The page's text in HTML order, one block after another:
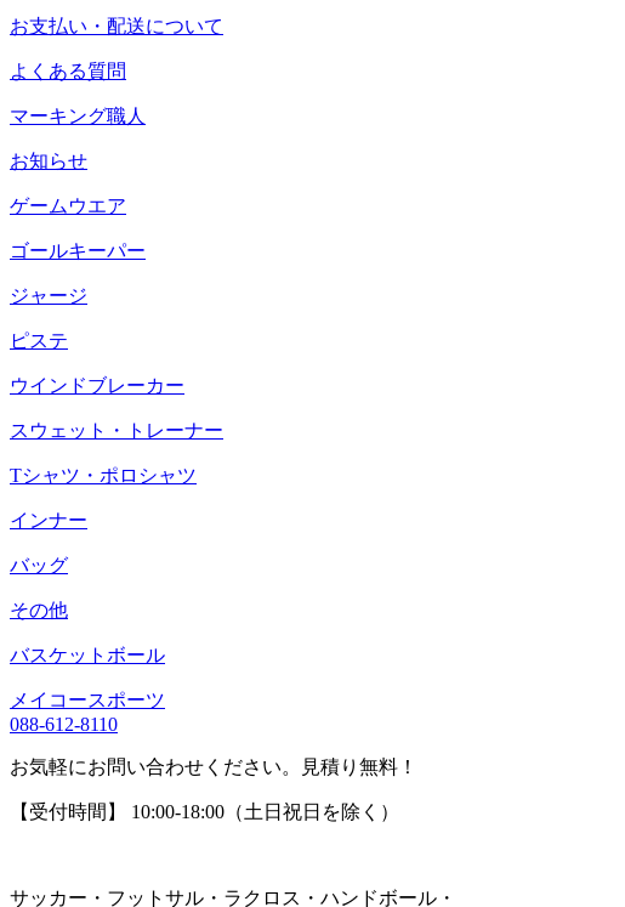
お支払い・配送について
よくある質問
マーキング職人
お知らせ
ゲームウエア
ゴールキーパー
ジャージ
ピステ
ウインドブレーカー
スウェット・トレーナー
Tシャツ・ポロシャツ
インナー
バッグ
その他
バスケットボール
メイコースポーツ
088-612-8110
お気軽にお問い合わせください。見積り無料！
【受付時間】 10:00-18:00（土日祝日を除く）
サッカー・フットサル・ラクロス・ハンドボール・